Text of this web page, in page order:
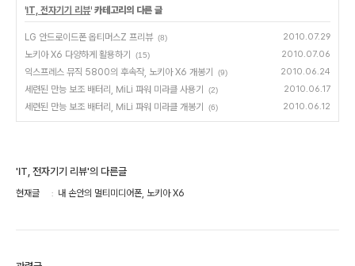
'IT, 전자기기 리뷰' 카테고리의 다른 글
LG 안드로이드폰 옵티머스Z 프리뷰 (8) 2010.07.29
노키아 X6 다양하게 활용하기 (15) 2010.07.06
익스프레스 뮤직 5800의 후속작, 노키아 X6 개봉기 (9) 2010.06.24
세련된 만능 보조 배터리, MiLi 파워 미라클 사용기 (2) 2010.06.17
세련된 만능 보조 배터리, MiLi 파워 미라클 개봉기 (6) 2010.06.12
'IT, 전자기기 리뷰'의 다른글
현재글 내 손안의 멀티미디어폰, 노키아 X6